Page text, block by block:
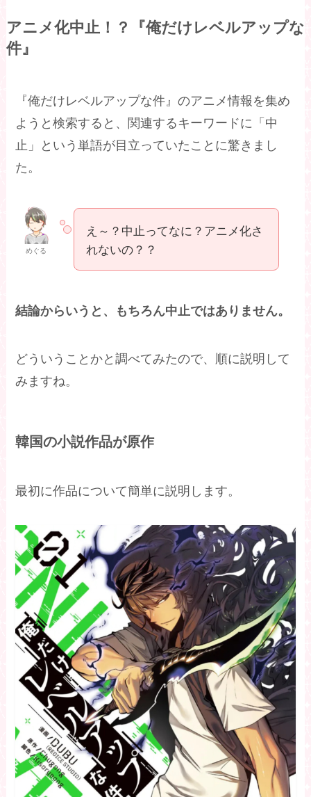
アニメ化中止！？『俺だけレベルアップな
件』
『俺だけレベルアップな件』のアニメ情報を集め
ようと検索すると、関連するキーワードに「中
止」という単語が目立っていたことに驚きまし
た。
めぐる
え～？中止ってなに？アニメ化さ
れないの？？
結論からいうと、もちろん中止ではありません。
どういうことかと調べてみたので、順に説明して
みますね。
韓国の小説作品が原作
最初に作品について簡単に説明します。